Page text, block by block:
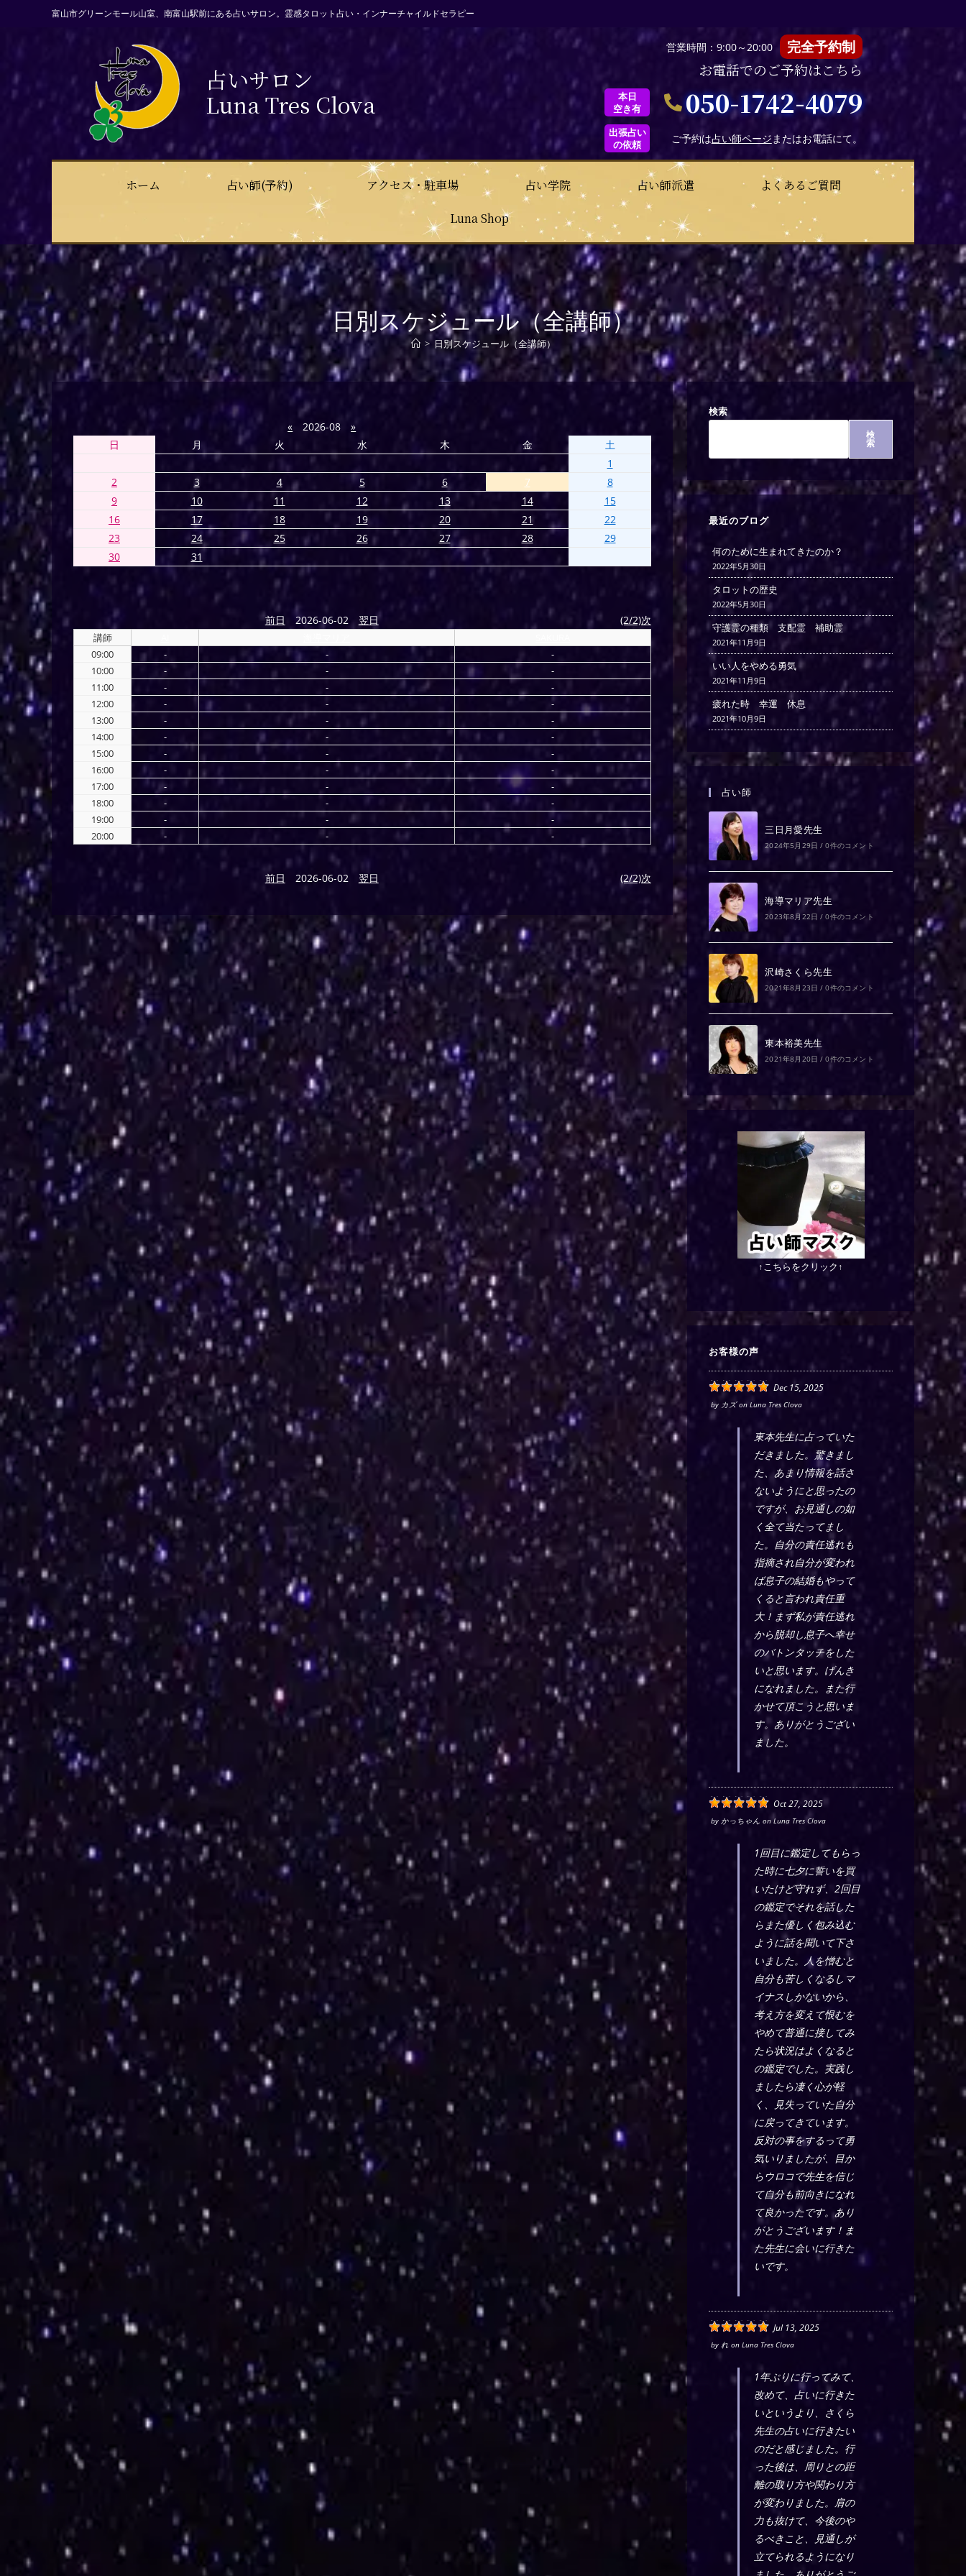
富山市グリーンモール山室、南富山駅前にある占いサロン。霊感タロット占い・インナーチャイルドセラピー
占いサロン
Luna Tres Clova
営業時間：9:00～20:00 完全予約制
お電話でのご予約はこちら
本日
空き有
050-1742-4079
出張占い
の依頼
ご予約は占い師ページまたはお電話にて。
ホーム 占い師(予約) アクセス・駐車場 占い学院 占い師派遣
よくあるご質問
Luna Shop
日別スケジュール（全講師）
> 日別スケジュール（全講師）
« 2026-08
»
日
月 火 水 木 金
土
1
2
3 4 5 6 7
8
9
10 11 12 13 14
15
16
17 18 19 20 21
22
23
24 25 26 27 28
29
30
31
前日 2026-06-02 翌日 (2/2)次
講師
09:00
- -
-
10:00
- -
-
11:00
- -
-
12:00
- -
-
13:00
- -
-
14:00
- -
-
15:00
- -
-
16:00
- -
-
17:00
- -
-
18:00
- -
-
19:00
- -
-
20:00
- - -
前日 2026-06-02 翌日 (2/2)次
検索
検
索
最近のブログ
何のために生まれてきたのか？
2022年5月30日
タロットの歴史
2022年5月30日
守護霊の種類 支配霊 補助霊
2021年11月9日
いい人をやめる勇気
2021年11月9日
疲れた時 幸運 休息
2021年10月9日
占い師
三日月愛先生
2024年5月29日 / 0件のコメント
海導マリア先生
2023年8月22日 / 0件のコメント
沢崎さくら先生
2021年8月23日 / 0件のコメント
東本裕美先生
2021年8月20日 / 0件のコメント
↑こちらをクリック↑
お客様の声
Dec 15, 2025
by カズon Luna Tres Clova
東本先生に占っていた
だきました。驚きまし
た、あまり情報を話さ
ないようにと思ったの
ですが、お見通しの如
く全て当たってまし
た。自分の責任逃れも
指摘され自分が変われ
ば息子の結婚もやって
くると言われ責任重
大！まず私が責任逃れ
から脱却し息子へ幸せ
のバトンタッチをした
いと思います。げんき
になれました。また行
かせて頂こうと思いま
す。ありがとうござい
ました。
Oct 27, 2025
by かっちゃん onLuna Tres Clova
1回目に鑑定してもらっ
た時に七夕に誓いを買
いたけど守れず、2回目
の鑑定でそれを話した
らまた優しく包み込む
ように話を聞いて下さ
いました。人を憎むと
自分も苦しくなるしマ
イナスしかないから、
考え方を変えて恨むを
やめて普通に接してみ
たら状況はよくなると
の鑑定でした。実践し
ましたら凄く心が軽
く、見失っていた自分
に戻ってきています。
反対の事をするって勇
気いりましたが、目か
らウロコで先生を信じ
て自分も前向きになれ
て良かったです。あり
がとうございます！ま
た先生に会いに行きた
いです。
Jul 13, 2025
by れ on Luna Tres Clova
1年ぶりに行ってみて、
改めて、占いに行きた
いというより、さくら
先生の占いに行きたい
のだと感じました。行
った後は、周りとの距
離の取り方や関わり方
が変わりました。肩の
力も抜けて、今後のや
るべきこと、見通しが
立てられるようになり